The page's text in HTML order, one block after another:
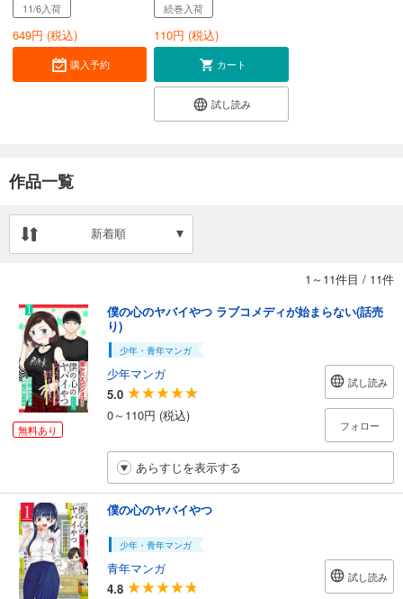
11/6入荷
649円 (税込)
購入予約
続巻入荷
110円 (税込)
カート
試し読み
作品一覧
新着順
1～11件目 / 11件
無料あり
僕の心のヤバイやつ ラブコメディが始まらない(話売
り)
少年・青年マンガ
少年マンガ
5.0
0～110円 (税込)
試し読み
フォロー
あらすじを表示する
僕の心のヤバイやつ
少年・青年マンガ
青年マンガ
4.8
試し読み